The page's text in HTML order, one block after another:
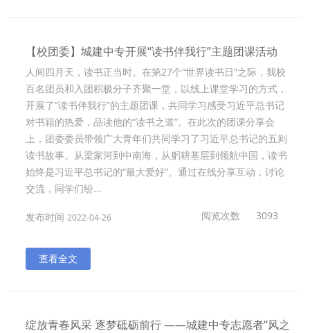
【校团委】城建中专开展“读书伴我行”主题团课活动
人间四月天，读书正当时。在第27个“世界读书日”之际，我校
百名团员和入团积极分子齐聚一堂，以线上课堂学习的方式，
开展了“读书伴我行”的主题团课，共同学习感受习近平总书记
对书籍的热爱，品读他的“读书之道”。在此次的团课分享会
上，团委委员带领广大青年们共同学习了习近平总书记的五则
读书故事。从梁家河到中南海，从躬耕基层到领航中国，读书
始终是习近平总书记的“最大爱好”。通过在线分享互动，讨论
交流，同学们纷...
发布时间 2022-04-26 阅览次数 3093
查看全文
绽放青春风采 逐梦砥砺前行 ——城建中专志愿者“风之